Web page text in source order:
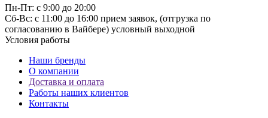
Пн-Пт: с 9:00 до 20:00
Cб-Вс: с 11:00 до 16:00 прием заявок, (отгрузка по
согласованию в Вайбере) условный выходной
Условия работы
Наши бренды
О компании
Доставка и оплата
Работы наших клиентов
Контакты